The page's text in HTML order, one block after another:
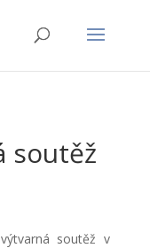
soutěž
soutěž v